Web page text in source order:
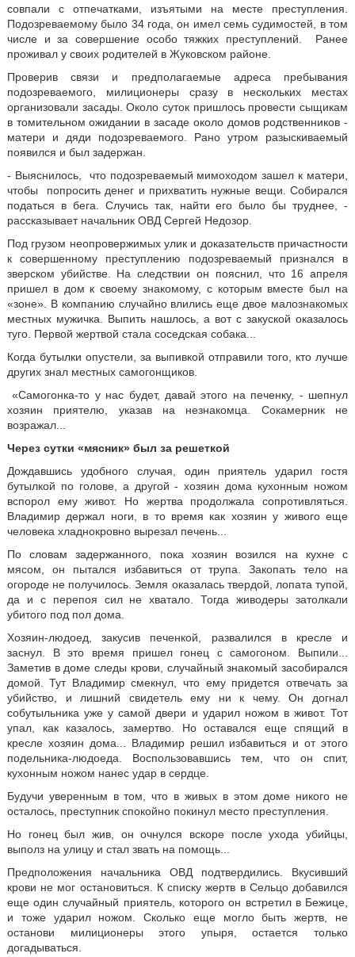
совпали с отпечатками, изъятыми на месте преступления.
Подозреваемому было 34 года, он имел семь судимостей, в том
числе и за совершение особо тяжких преступлений. Ранее
проживал у своих родителей в Жуковском районе.
Проверив связи и предполагаемые адреса пребывания
подозреваемого, милиционеры сразу в нескольких местах
организовали засады. Около суток пришлось провести сыщикам
в томительном ожидании в засаде около домов родственников -
матери и дяди подозреваемого. Рано утром разыскиваемый
появился и был задержан.
- Выяснилось, что подозреваемый мимоходом зашел к матери,
чтобы попросить денег и прихватить нужные вещи. Собирался
податься в бега. Случись так, найти его было бы труднее, -
рассказывает начальник ОВД Сергей Недозор.
Под грузом неопровержимых улик и доказательств причастности
к совершенному преступлению подозреваемый признался в
зверском убийстве. На следствии он пояснил, что 16 апреля
пришел в дом к своему знакомому, с которым вместе был на
«зоне». В компанию случайно влились еще двое малознакомых
местных мужичка. Выпить нашлось, а вот с закуской оказалось
туго. Первой жертвой стала соседская собака...
Когда бутылки опустели, за выпивкой отправили того, кто лучше
других знал местных самогонщиков.
«Самогонка-то у нас будет, давай этого на печенку, - шепнул
хозяин приятелю, указав на незнакомца. Сокамерник не
возражал...
Через сутки «мясник» был за решеткой
Дождавшись удобного случая, один приятель ударил гостя
бутылкой по голове, а другой - хозяин дома кухонным ножом
вспорол ему живот. Но жертва продолжала сопротивляться.
Владимир держал ноги, в то время как хозяин у живого еще
человека хладнокровно вырезал печень...
По словам задержанного, пока хозяин возился на кухне с
мясом, он пытался избавиться от трупа. Закопать тело на
огороде не получилось. Земля оказалась твердой, лопата тупой,
да и с перепоя сил не хватало. Тогда живодеры затолкали
убитого под пол дома.
Хозяин-людоед, закусив печенкой, развалился в кресле и
заснул. В это время пришел гонец с самогоном. Выпили...
Заметив в доме следы крови, случайный знакомый засобирался
домой. Тут Владимир смекнул, что ему придется отвечать за
убийство, и лишний свидетель ему ни к чему. Он догнал
собутыльника уже у самой двери и ударил ножом в живот. Тот
упал, как казалось, замертво. Но оставался еще спящий в
кресле хозяин дома... Владимир решил избавиться и от этого
подельника-людоеда. Воспользовавшись тем, что он спит,
кухонным ножом нанес удар в сердце.
Будучи уверенным в том, что в живых в этом доме никого не
осталось, преступник спокойно покинул место преступления.
Но гонец был жив, он очнулся вскоре после ухода убийцы,
выполз на улицу и стал звать на помощь...
Предположения начальника ОВД подтвердились. Вкусивший
крови не мог остановиться. К списку жертв в Сельцо добавился
еще один случайный приятель, которого он встретил в Бежице,
и тоже ударил ножом. Сколько еще могло быть жертв, не
останови милиционеры этого упыря, остается только
догадываться.